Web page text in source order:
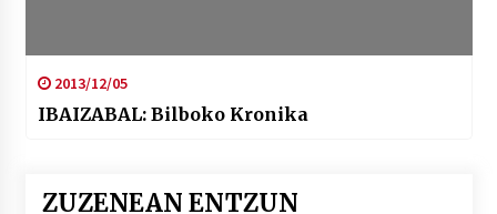
2013/12/05
IBAIZABAL: Bilboko Kronika
ZUZENEAN ENTZUN